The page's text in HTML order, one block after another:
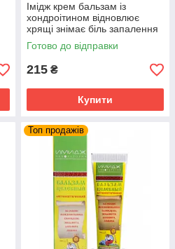
Імідж крем бальзам із
хондроітином відновлює
хрящі знімає біль запалення
суглобів та м'язів
Готово до відправки
215 ₴
Купити
Топ продажів